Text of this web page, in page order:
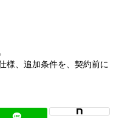
様、追加条件を、契約前に